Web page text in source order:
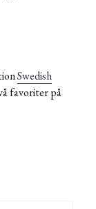
Swedish
favoriter på